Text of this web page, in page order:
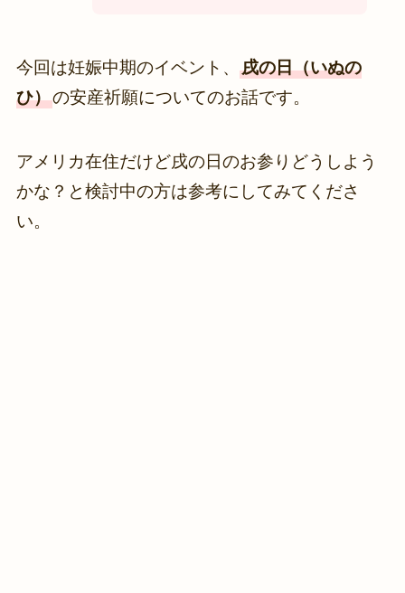
今回は妊娠中期のイベント、 戌の日（いぬの
ひ）の安産祈願についてのお話です。
アメリカ在住だけど戌の日のお参りどうしよう
かな？と検討中の方は参考にしてみてくださ
い。